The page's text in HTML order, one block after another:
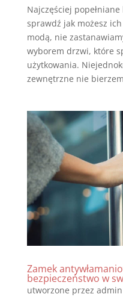
Najczęściej
sprawdź jak możesz
modą, nie
wyborem drzwi, które
użytkowania.
zewnętrzne nie
Zamek
bezpieczeństwo w
utworzone przez admin